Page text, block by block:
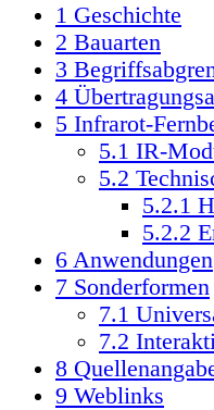
1 Geschichte
2 Bauarten
3
4
5 Infrarot-
5.1 IR-
5.2
5.2.1
5.2.2
6 Anwendungen
7 Sonderformen
7.1
7.2
8
9 Weblinks